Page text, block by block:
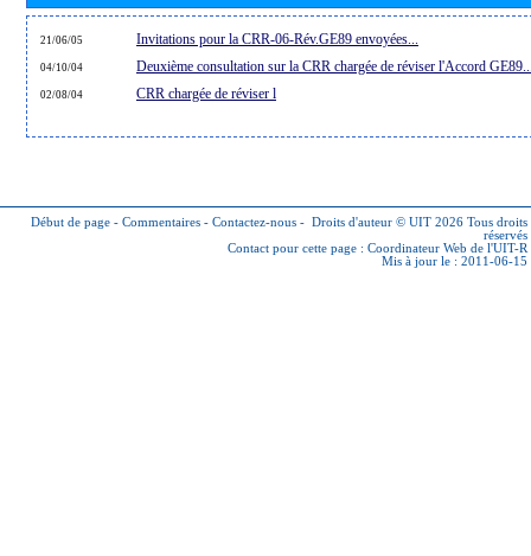
21/06/05 Invitations pour la CRR-06-Rév.GE89 envoyées...
04/10/04 Deuxième consultation sur la CRR chargée de réviser l'Accord
02/08/04 CRR chargée de réviser l
Début de page - Commentaires - Contactez-nous - Droits d'auteur © UIT 2026 Tous droits
réservés
Contact pour cette page : Coordinateur Web de l'UIT-R
Mis à jour le : 2011-06-15